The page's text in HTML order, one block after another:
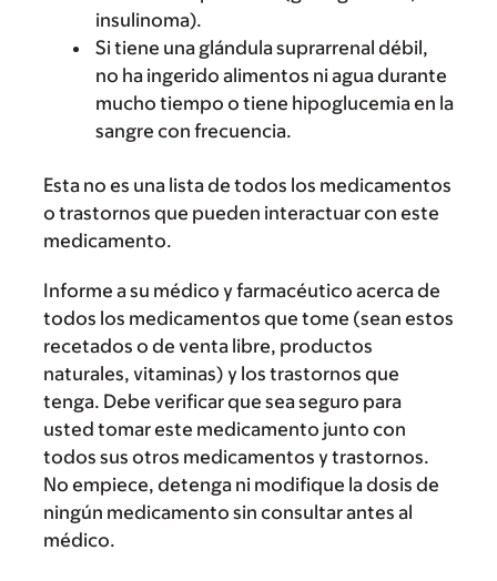
insulinoma).
Si tiene una glándula suprarrenal débil,
no ha ingerido alimentos ni agua durante
mucho tiempo o tiene hipoglucemia en la
sangre con frecuencia.
Esta no es una lista de todos los medicamentos
o trastornos que pueden interactuar con este
medicamento.
Informe a su médico y farmacéutico acerca de
todos los medicamentos que tome (sean estos
recetados o de venta libre, productos
naturales, vitaminas) y los trastornos que
tenga. Debe verificar que sea seguro para
usted tomar este medicamento junto con
todos sus otros medicamentos y trastornos.
No empiece, detenga ni modifique la dosis de
ningún medicamento sin consultar antes al
médico.